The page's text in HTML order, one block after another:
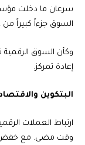
سرعان ما دخلت
السوق جزءاً كبيراً من
وكأن السوق
إعادة تمركز.
البتكوين
ارتباط العملات
وقت مضى. مع خفض